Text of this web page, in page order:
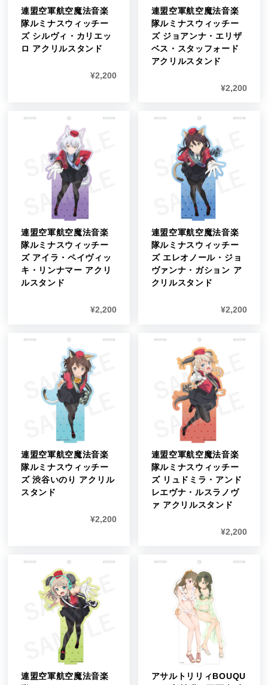
連盟空軍航空魔法音楽
隊ルミナスウィッチー
ズ シルヴィ・カリエッ
ロ アクリルスタンド
¥2,200
連盟空軍航空魔法音楽
隊ルミナスウィッチー
ズ ジョアンナ・エリザ
ベス・スタッフォード
アクリルスタンド
¥2,200
連盟空軍航空魔法音楽
隊ルミナスウィッチー
ズ アイラ・ペイヴィッ
キ・リンナマー アクリ
ルスタンド
¥2,200
連盟空軍航空魔法音楽
隊ルミナスウィッチー
ズ エレオノール・ジョ
ヴァンナ・ガション ア
クリルスタンド
¥2,200
連盟空軍航空魔法音楽
隊ルミナスウィッチー
ズ 渋谷いのり アクリル
スタンド
¥2,200
連盟空軍航空魔法音楽
隊ルミナスウィッチー
ズ リュドミラ・アンド
レエヴナ・ルスラノヴ
ァ アクリルスタンド
¥2,200
連盟空軍航空魔法音楽
アサルトリリィBOUQU